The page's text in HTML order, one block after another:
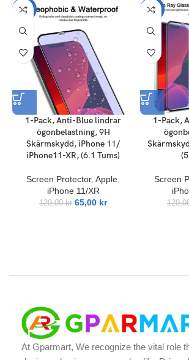
-50%
1-Pack, Anti-Blue lindrar
ögonbelastning, 9H
Skärmskydd, iPhone 11/
iPhone11-XR, (6.1 Tums)
Screen Protector, Apple,
iPhone 11/XR
129,00kr 65,00 kr
-50%
1-Pack,
Screen
At Gparmart, We recognize the vital role